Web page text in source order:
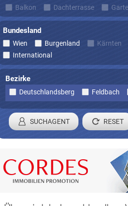
Balkon Dachterrasse
Bundesland
Wien Burgenland Kärnten
International
Bezirke
Deutschlandsberg Feldbach
SUCHAGENT
Registrieren Sie